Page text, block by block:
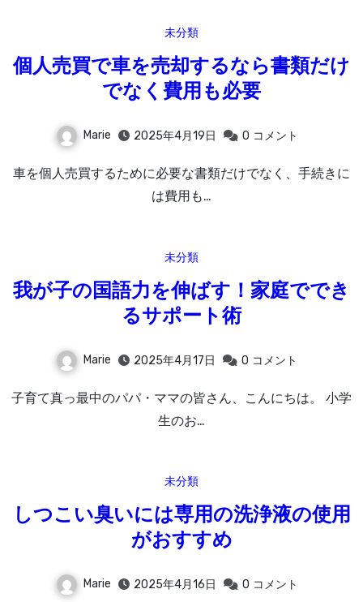
未分類
個人売買で車を売却するなら書類だけ
でなく費用も必要
Marie 2025年4月19日 0 コメント
車を個人売買するために必要な書類だけでなく、手続きに
は費用も…
未分類
我が子の国語力を伸ばす！家庭ででき
るサポート術
Marie 2025年4月17日 0 コメント
子育て真っ最中のパパ・ママの皆さん、こんにちは。 小学
生のお…
未分類
しつこい臭いには専用の洗浄液の使用
がおすすめ
Marie 2025年4月16日 0 コメント